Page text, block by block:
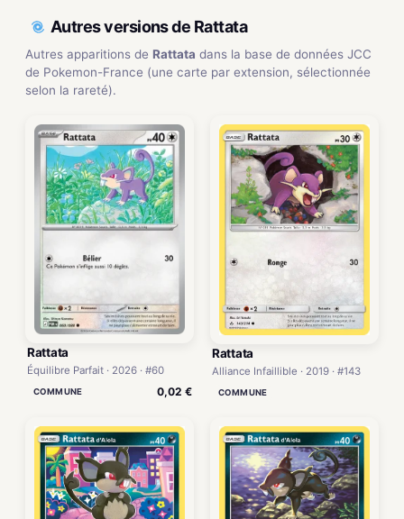
Autres versions de Rattata
Autres apparitions de Rattata dans la base de données JCC
de Pokemon-France (une carte par extension, sélectionnée
selon la rareté).
Rattata
Équilibre Parfait · 2026 · #60
COMMUNE 0,02 €
Rattata
Alliance Infaillible · 2019 · #143
COMMUNE